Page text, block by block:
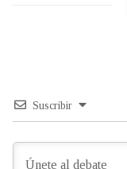
Suscribir